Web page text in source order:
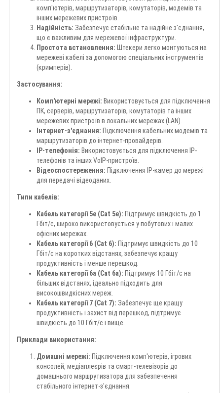
комп'ютерів, маршрутизаторів, комутаторів, модемів та
інших мережевих пристроїв.
Надійність: Забезпечує стабільне та надійне з'єднання,
що є важливим для мережевої інфраструктури.
Простота встановлення: Штекери легко монтуються на
мережеві кабелі за допомогою спеціальних інструментів
(кримперів).
Застосування:
Комп'ютерні мережі: Використовується для підключення
ПК, серверів, маршрутизаторів, комутаторів та інших
мережевих пристроїв в локальних мережах (LAN).
Інтернет-з'єднання: Підключення кабельних модемів та
маршрутизаторів до інтернет-провайдерів.
IP-телефонія: Використовується для підключення IP-
телефонів та інших VoIP-пристроїв.
Відеоспостереження: Підключення IP-камер до мережі
для передачі відеоданих.
Типи кабелів:
Кабель категорії 5e (Cat 5e): Підтримує швидкість до 1
Гбіт/с, широко використовується у побутових і малих
офісних мережах.
Кабель категорії 6 (Cat 6): Підтримує швидкість до 10
Гбіт/с на коротких відстанях, забезпечує кращу
продуктивність і менше перешкод.
Кабель категорії 6a (Cat 6a): Підтримує 10 Гбіт/с на
більших відстанях, ідеально підходить для
високошвидкісних мереж.
Кабель категорії 7 (Cat 7): Забезпечує ще кращу
продуктивність і захист від перешкод, підтримує
швидкість до 10 Гбіт/с і вище.
Приклади використання:
Домашні мережі: Підключення комп'ютерів, ігрових
консолей, медіаплеєрів та смарт-телевізорів до
домашнього маршрутизатора для забезпечення
стабільного інтернет-з'єднання.